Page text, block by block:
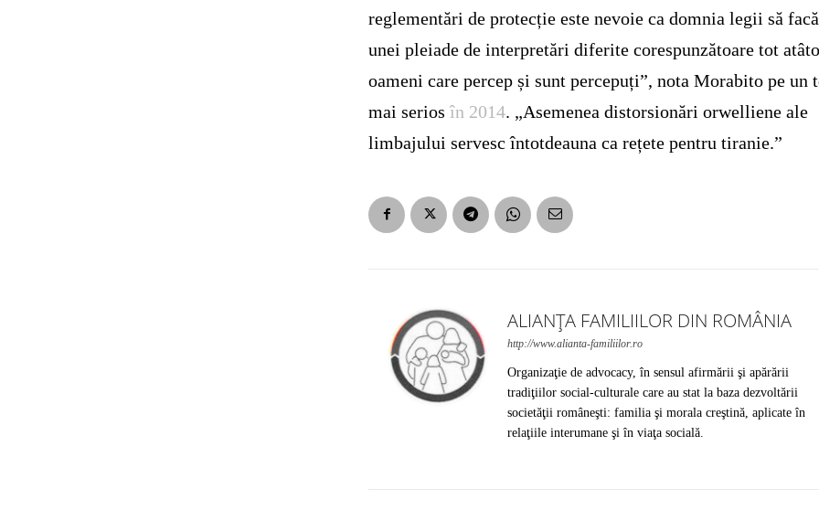
reglementări de protecție este nevoie ca domnia legii să
unei pleiade de interpretări diferite corespunzătoare tot
oameni care percep și sunt percepuți”, nota Morabito pe un
mai seriosîn 2014. „Asemenea distorsionări orwelliene ale
limbajului servesc întotdeauna ca rețete pentru tiranie.”
ALIANȚA FAMILIILOR DIN ROMÂNIA
http://www.alianta-familiilor.ro
Organizaţie de advocacy, în sensul afirmării şi apărării
tradiţiilor social-culturale care au stat la baza dezvoltării
societăţii româneşti: familia şi morala creştină, aplicate în
relaţiile interumane şi în viaţa socială.